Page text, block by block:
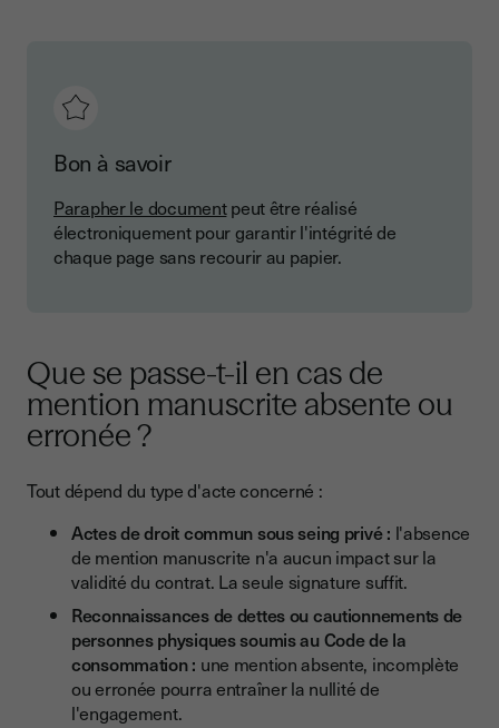
Bon à savoir
Parapher le documentpeut être réalisé
électroniquement pour garantir l'intégrité de
chaque page sans recourir au papier.
Que se passe-t-il en cas de
mention manuscrite absente ou
erronée ?
Tout dépend du type d'acte concerné :
Actes de droit commun sous seing privé : l'absence
de mention manuscrite n'a aucun impact sur la
validité du contrat. La seule signature suffit.
Reconnaissances de dettes ou cautionnements de
personnes physiques soumis au Code de la
consommation : une mention absente, incomplète
ou erronée pourra entraîner la nullité de
l'engagement.